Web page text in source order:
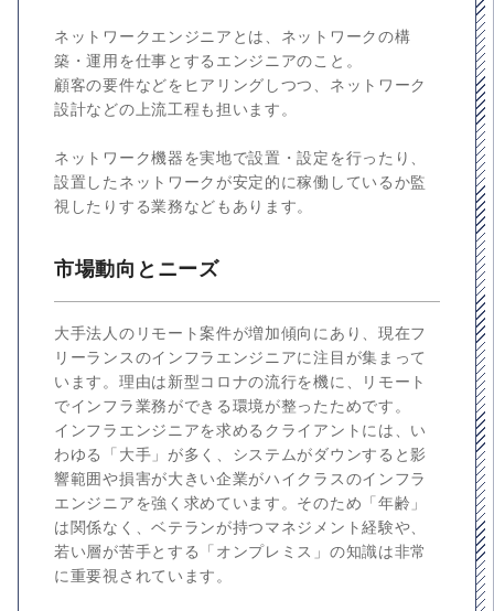
ネットワークエンジニアとは、ネットワークの構
築・運用を仕事とするエンジニアのこと。
顧客の要件などをヒアリングしつつ、ネットワーク
設計などの上流工程も担います。
ネットワーク機器を実地で設置・設定を行ったり、
設置したネットワークが安定的に稼働しているか監
視したりする業務などもあります。
市場動向とニーズ
大手法人のリモート案件が増加傾向にあり、現在フ
リーランスのインフラエンジニアに注目が集まって
います。理由は新型コロナの流行を機に、リモート
でインフラ業務ができる環境が整ったためです。
インフラエンジニアを求めるクライアントには、い
わゆる「大手」が多く、システムがダウンすると影
響範囲や損害が大きい企業がハイクラスのインフラ
エンジニアを強く求めています。そのため「年齢」
は関係なく、ベテランが持つマネジメント経験や、
若い層が苦手とする「オンプレミス」の知識は非常
に重要視されています。